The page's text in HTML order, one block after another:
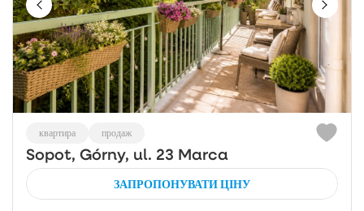
квартира продаж
Sopot, Górny, ul. 23 Marca
ЗАПРОПОНУВАТИ ЦІНУ